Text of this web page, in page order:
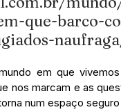
que-barco-
em que
nos marcam e as
num espaço